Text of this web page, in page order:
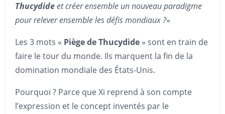
Thucydideet créer ensemble un nouveau paradigme
pour relever ensemble les défis mondiaux ?»
Les 3 mots « Piège de Thucydide » sont en train de
faire le tour du monde. Ils marquent la fin de la
domination mondiale des États-Unis.
Pourquoi ? Parce que Xi reprend à son compte
l’expression et le concept inventés par le